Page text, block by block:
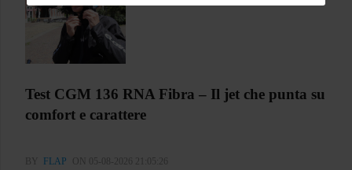
Test CGM 136 RNA Fibra – Il jet che punta su
comfort e carattere
BY FLAP ON 05-08-2026 21:05:26